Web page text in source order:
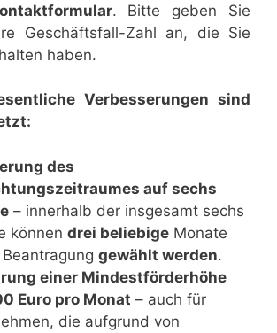
. Bitte geben Sie
Geschäftsfall-Zahl an, die Sie
haben.
Verbesserungen sind
des
auf sechs
– innerhalb der insgesamt sechs
können drei beliebige Monate
gewählt werden.
einer Mindestförderhöhe
Euro pro Monat – auch für
die aufgrund von